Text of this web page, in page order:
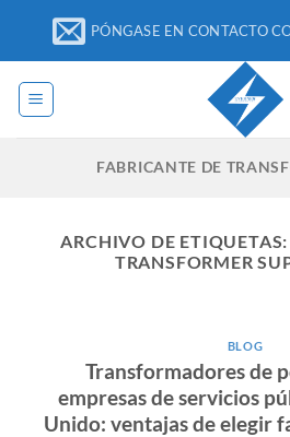
contenido
PÓNGASE EN CONTACTO
FABRICANTE DE
ARCHIVO DE ETIQUETAS:
TRANSFORMER
BLOG
Transformadores de
empresas de servicios
Unido: ventajas de elegir